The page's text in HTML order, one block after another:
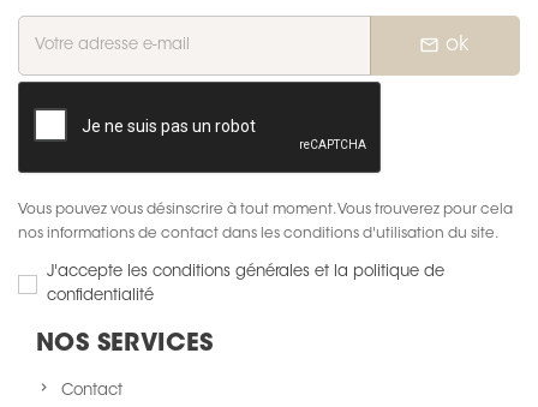
mail_outline ok
Vous pouvez vous désinscrire à tout moment. Vous trouverez pour cela
nos informations de contact dans les conditions d'utilisation du site.
J'accepte les conditions générales et la politique de
confidentialité
NOS SERVICES
Contact